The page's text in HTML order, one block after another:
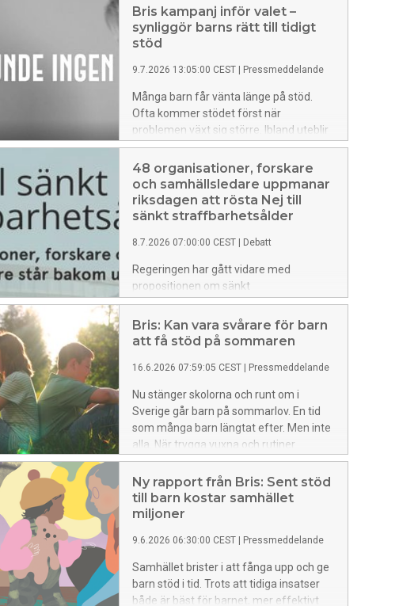
barn, både positivt och negativt. Bris och
Telia ger nu konkreta verktyg för hur
man kan stötta ett barn i sin närhet.
Bris kampanj inför valet –
synliggör barns rätt till tidigt
stöd
9.7.2026 13:05:00 CEST Pressmeddelande
Många barn får vänta länge på stöd.
Ofta kommer stödet först när
problemen växt sig större. Ibland uteblir
det helt. Ny kampanj lyfter barns
erfarenheter och sätter fokus på rätten
till tidigt stöd.
48 organisationer, forskare
och samhällsledare uppmanar
riksdagen att rösta Nej till
sänkt straffbarhetsålder
8.7.2026 07:00:00 CEST Debatt
Regeringen har gått vidare med
propositionen om sänkt
straffbarhetsålder. Trots allvarlig kritik
från forskare, expertmyndigheter,
professionen, barnrättsorganisationer
organisationer, forskare och
att rösta nej.
Bris: Kan vara svårare för barn
att få stöd på sommaren
16.6.2026 07:59:05 CEST Pressmeddelande
Nu stänger skolorna och runt om i
Sverige går barn på sommarlov. En tid
som många barn längtat efter. Men inte
alla. När trygga vuxna och rutiner
försvinner från vardagen kan det bli
svårt för barn i behov av stöd att veta
var de ska vända sig. Bris har öppet
dygnet runt, hela sommaren.
Ny rapport från Bris: Sent stöd
till barn kostar samhället
miljoner
9.6.2026 06:30:00 CEST Pressmeddelande
Samhället brister i att fånga upp och ge
barn stöd i tid. Trots att tidiga insatser
både är bäst för barnet, mer effektivt